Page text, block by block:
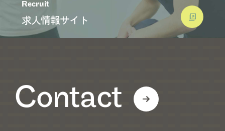
Recruit
求人情報サイト
Contact